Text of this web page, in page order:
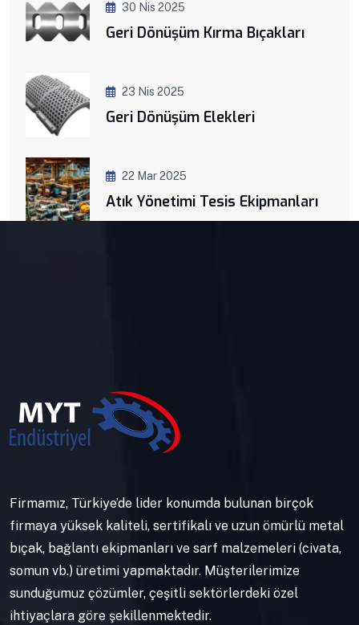
30 Nis 2025
Geri Dönüşüm Kırma Bıçakları
23 Nis 2025
Geri Dönüşüm Elekleri
22 Mar 2025
Atık Yönetimi Tesis Ekipmanları
Firmamız, Türkiye’de lider konumda bulunan birçok
firmaya yüksek kaliteli, sertifikalı ve uzun ömürlü metal
bıçak, bağlantı ekipmanları ve sarf malzemeleri (civata,
somun vb.) üretimi yapmaktadır. Müşterilerimize
sunduğumuz çözümler, çeşitli sektörlerdeki özel
ihtiyaçlara göre şekillenmektedir.